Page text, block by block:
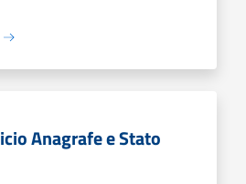
Anagrafe e Stato